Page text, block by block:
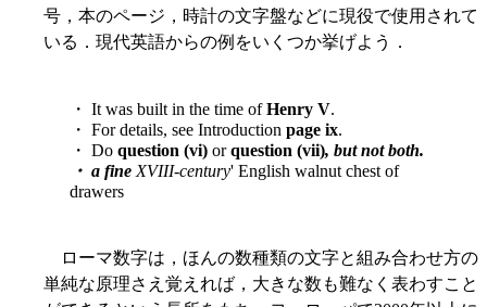
号，本のページ，時計の文字盤などに現役で使用されて
いる．現代英語からの例をいくつか挙げよう．
・ It was built in the time ofHenry V.
・ For details, see Introduction page ix.
・ Do question (vi) orquestion (vii), but not both.
・ a fine XVIII-century' English walnut chest of
drawers
ローマ数字は，ほんの数種類の文字と組み合わせ方の
単純な原理さえ覚えれば，大きな数も難なく表わすこと